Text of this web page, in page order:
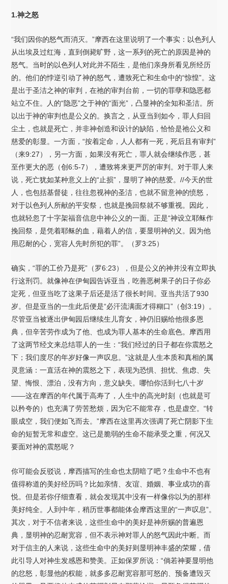
1.神之怒
“我们因你的怒气而消灭。”摩西在这里说明了一个事实：以色列人
从出埃及过红海，直到倒毙旷野，这一系列的死亡的原因是神的
怒气。当时的以色列人对此并不陌生，是他们亲身所看见所经历
的。他们的悖逆引动了神的怒气，遭致死亡和生命中的“惊惶”。这
是出于圣洁之神的审判，在祂的审判台前，一切的罪孽和隐恶都
站立不住。人的“隐恶”之于神的“面光”，凸显神的全知和圣洁。所
以出于神的审判也是公义的。换言之，从亚当到如今，罪人归回
尘土，也就是死亡，并非神创造和设计的缺陷，恰恰是祂公义和
慈爱的彰显。一方面，“按着定命，人人都有一死，死后且有审判”
（来9:27），另一方面，如果没有死亡，罪人就会继续作恶，甚
至作更大的恶（创6:5-7），遭致将来更严厉的审判。对于罪人来
说，死亡犹如某种意义上的“止损”，显明了神的慈爱。//今天的世
人，也包括基督徒，往往忽视神的圣洁，也就不留意神的愤怒，
对于以色列人所献的平安祭，也就是挽回祭就不够重视。因此，
也就轻忽了十字架福音信息中神公义的一面。正是“神设立耶稣作
挽回祭，是凭着耶稣的血，藉着人的信，要显明神的义。因为他
用忍耐的心，宽容人先时所犯的罪”。（罗3:25）
确实，“罪的工价乃是死”（罗6:23），但是公义的神并没有立即执
行这刑罚。就像神在伊甸园告诉亚当，吃善恶树果子的日子你必
定死，但亚当吃了这果子后还是活了很长时间。亚当共活了930
岁。但是亚当的一生此后便是“必汗流满面才得糊口”（创3:19）。
尽管亚当被逐出伊甸园后继续生儿育女，神仍旧赐给他很多恩
典，但辛苦劳作成为了他、也成为罪人基本的生命底色。摩西用
了这两节经文来总结罪人的一生：“我们经过的日子都在你震怒之
下；我们度尽的年岁好像一声叹息。”这就是人生本质和真相的属
灵意涵：一直活在神的震怒之下，表现为恐惧、担忧、焦虑、失
望、悔恨、漂泊，没有方向，意义缺失。哪怕你活到七八十岁
——这在摩西的年代属于高寿了，人生中的高光时刻（也就是可
以矜夸的）也充满了劳苦愁烦，因为它不能常存，也是虚空。“转
眼成空，我们便如飞而去。”摩西在这里再次强调了死亡阴影下生
命的短暂无常和虚空。这已是脆弱的生命不能承受之重，何况又
要面对神的震怒呢？
你可能会反驳说，摩西描写的生命也太阴暗了吧？生命中不也有
值得称道的美好经历吗？比如亲情、友谊、婚姻、事业成功的喜
悦。但是若你仔细查看，就会发现其中没有一样像你以为的那样
美好纯全。人到中年，稍历世事都能体会摩西这里的“一声叹息”。
其次，对于不信者来说，这些生命中的美好是神所赐的普遍恩
典，显明神的忍耐宽容，但不表示神对罪人的怒气因此中断。而
对于信主的人来说，这些生命中的美好则显明神丰盛的荣耀，借
此引导人对神生发感恩和赞美。正如保罗所说：“倘若神要显明他
的忿怒，彰显他的权能，就多多忍耐宽容那可怒的、预备遭毁灭